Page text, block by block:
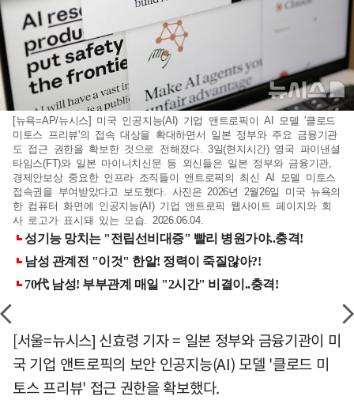
[뉴욕=AP/뉴시스] 미국 인공지능(AI) 기업 앤트로픽이 AI 모델 '클로드
미토스 프리뷰'의 접속 대상을 확대하면서 일본 정부와 주요 금융기관
도 접근 권한을 확보한 것으로 전해졌다. 3일(현지시간) 영국 파이낸셜
타임스(FT)와 일본 마이니치신문 등 외신들은 일본 정부와 금융기관,
경제안보상 중요한 인프라 조직들이 앤트로픽의 최신 AI 모델 미토스
접속권을 부여받았다고 보도했다. 사진은 2026년 2월26일 미국 뉴욕의
한 컴퓨터 화면에 인공지능(AI) 기업 앤트로픽 웹사이트 페이지와 회
사 로고가 표시돼 있는 모습. 2026.06.04.
[서울=뉴시스] 신효령 기자 = 일본 정부와 금융기관이 미
국 기업 앤트로픽의 보안 인공지능(AI) 모델 '클로드 미
토스 프리뷰' 접근 권한을 확보했다.